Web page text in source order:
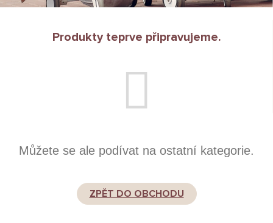
Produkty teprve připravujeme.
Můžete se ale podívat na ostatní kategorie.
ZPĚT DO OBCHODU